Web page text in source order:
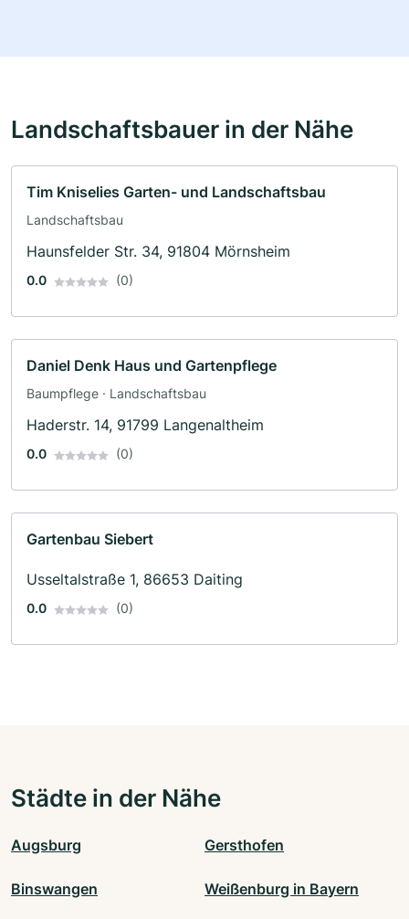
Landschaftsbauer in der Nähe
Tim Kniselies Garten- und Landschaftsbau
Landschaftsbau
Haunsfelder Str. 34, 91804 Mörnsheim
0.0 (0)
Daniel Denk Haus und Gartenpflege
Baumpflege · Landschaftsbau
Haderstr. 14, 91799 Langenaltheim
0.0 (0)
Gartenbau Siebert
Usseltalstraße 1, 86653 Daiting
0.0 (0)
Städte in der Nähe
Augsburg Gersthofen
Binswangen Weißenburg in Bayern